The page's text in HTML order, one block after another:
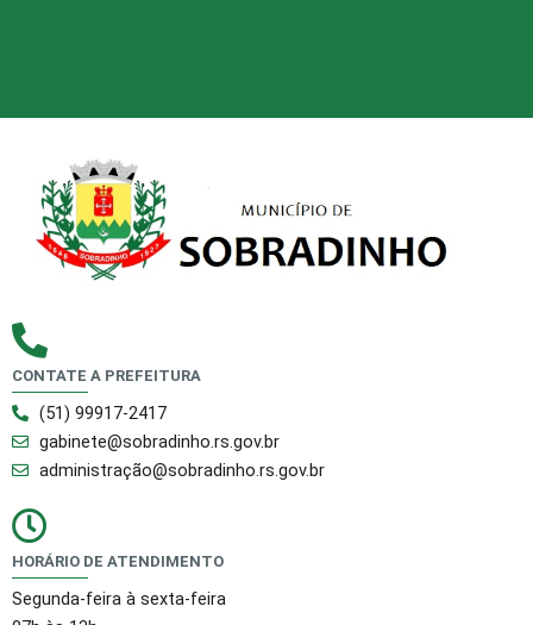
CONTATE A PREFEITURA
(51) 99917-2417
gabinete@sobradinho.rs.gov.br
administração@sobradinho.rs.gov.br
HORÁRIO DE ATENDIMENTO
Segunda-feira à sexta-feira